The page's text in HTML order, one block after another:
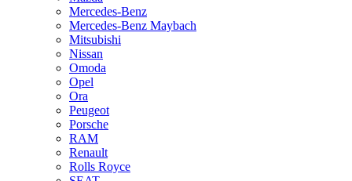
Mercedes-Benz
Mercedes-Benz Maybach
Mitsubishi
Nissan
Omoda
Opel
Ora
Peugeot
Porsche
RAM
Renault
Rolls Royce